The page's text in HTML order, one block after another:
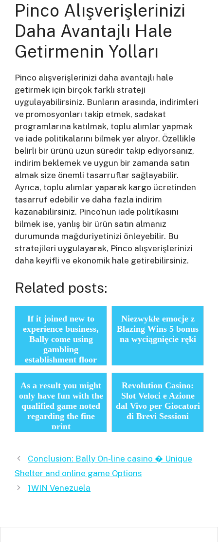
Pinco Alışverişlerinizi
Daha Avantajlı Hale
Getirmenin Yolları
Pinco alışverişlerinizi daha avantajlı hale
getirmek için birçok farklı strateji
uygulayabilirsiniz. Bunların arasında, indirimleri
ve promosyonları takip etmek, sadakat
programlarına katılmak, toplu alımlar yapmak
ve iade politikalarını bilmek yer alıyor. Özellikle
belirli bir ürünü uzun süredir takip ediyorsanız,
indirim beklemek ve uygun bir zamanda satın
almak size önemli tasarruflar sağlayabilir.
Ayrıca, toplu alımlar yaparak kargo ücretinden
tasarruf edebilir ve daha fazla indirim
kazanabilirsiniz. Pinco’nun iade politikasını
bilmek ise, yanlış bir ürün satın almanız
durumunda mağduriyetinizi önleyebilir. Bu
stratejileri uygulayarak, Pinco alışverişlerinizi
daha keyifli ve ekonomik hale getirebilirsiniz.
Related posts:
If it joined new to
experience business,
Bally come using
gambling
establishment floor
Niezwykłe emocje z
Blazing Wins 5 bonus
na wyciągnięcie ręki
As a result you might
only have fun with the
qualified game noted
regarding the fine
print
Revolution Casino:
Slot Veloci e Azione
dal Vivo per Giocatori
di Brevi Sessioni
Conclusion: Bally On-line casino � Unique
Shelter and online game Options
1WIN Venezuela